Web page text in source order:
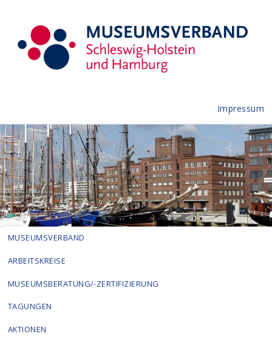
Impressum
MUSEUMSVERBAND
ARBEITSKREISE
MUSEUMSBERATUNG/-ZERTIFIZIERUNG
TAGUNGEN
AKTIONEN